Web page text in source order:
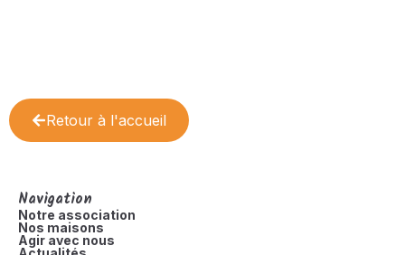
Retour à l'accueil
Navigation
Notre association
Nos maisons
Agir avec nous